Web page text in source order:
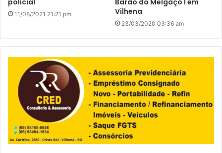
11/08/2021 21:21 pm
Vilhena
23/03/2020 03:36 am